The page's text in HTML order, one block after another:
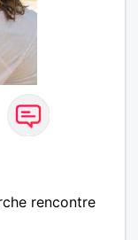
rencontre